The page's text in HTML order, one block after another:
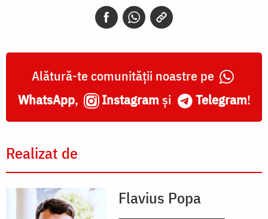
Alătură-te comunității noastre pe
WhatsApp, Instagram și Telegram!
Realizat de
Flavius Popa